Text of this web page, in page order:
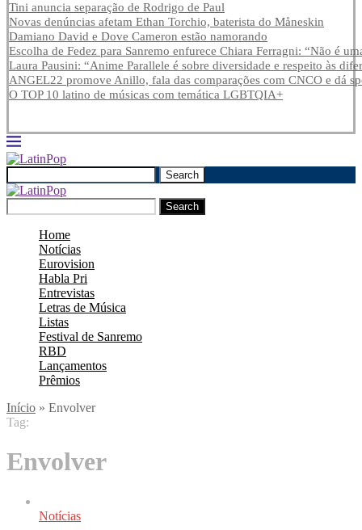
Tini anuncia separação de Rodrigo de Paul
Novas denúncias afetam Ethan Torchio, baterista do Måneskin
Damiano David e Dove Cameron estão namorando
Escolha de Fedez para Sanremo enfurece Chiara Ferragni: “Não é
Laura Pausini: “Anime Parallele é sobre diversidade e respeito às
ANGEL22 promove Anillo, fala das comparações com CNCO e dá
O TOP 10 latino de músicas com temática LGBTQIA+
Search
Search
Home
Notícias
Eurovision
Habla Pri
Entrevistas
Letras de Música
Listas
Festival de Sanremo
RBD
Lançamentos
Prêmios
Início » Envolver
Tag:
Envolver
Notícias